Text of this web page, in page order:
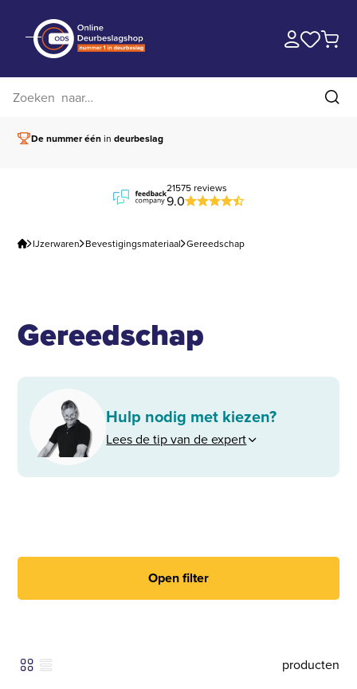
De nummer éénindeurbeslag
21575 reviews
9.0
IJzerwaren Bevestigingsmateriaal Gereedschap
Gereedschap
Hulp nodig met kiezen?
Lees de tip van de expert
Open filter
producten